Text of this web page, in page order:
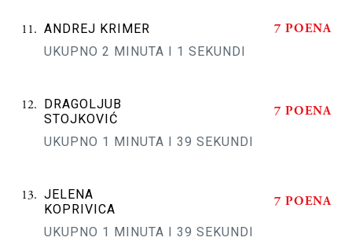
ANDREJ KRIMER
UKUPNO 2 MINUTA I 1 SEKUNDI
7 POENA
DRAGOLJUB
STOJKOVIĆ
UKUPNO 1 MINUTA I 39 SEKUNDI
7 POENA
JELENA
KOPRIVICA
UKUPNO 1 MINUTA I 39 SEKUNDI
7 POENA